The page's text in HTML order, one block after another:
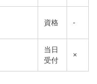
資格 -
当日
受付
×